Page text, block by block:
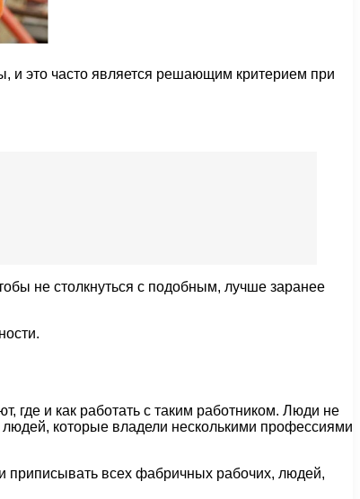
и это часто является решающим критерием при
не столкнуться с подобным, лучше заранее
где и как работать с таким работником. Люди не
которые владели несколькими профессиями
приписывать всех фабричных рабочих, людей,